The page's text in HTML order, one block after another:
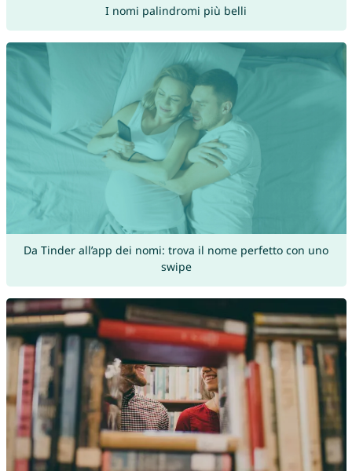
I nomi palindromi più belli
Da Tinder all’app dei nomi: trova il nome perfetto con uno
swipe